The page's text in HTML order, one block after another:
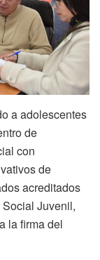
a adolescentes
de
con
de
acreditados
Juvenil,
la firma del